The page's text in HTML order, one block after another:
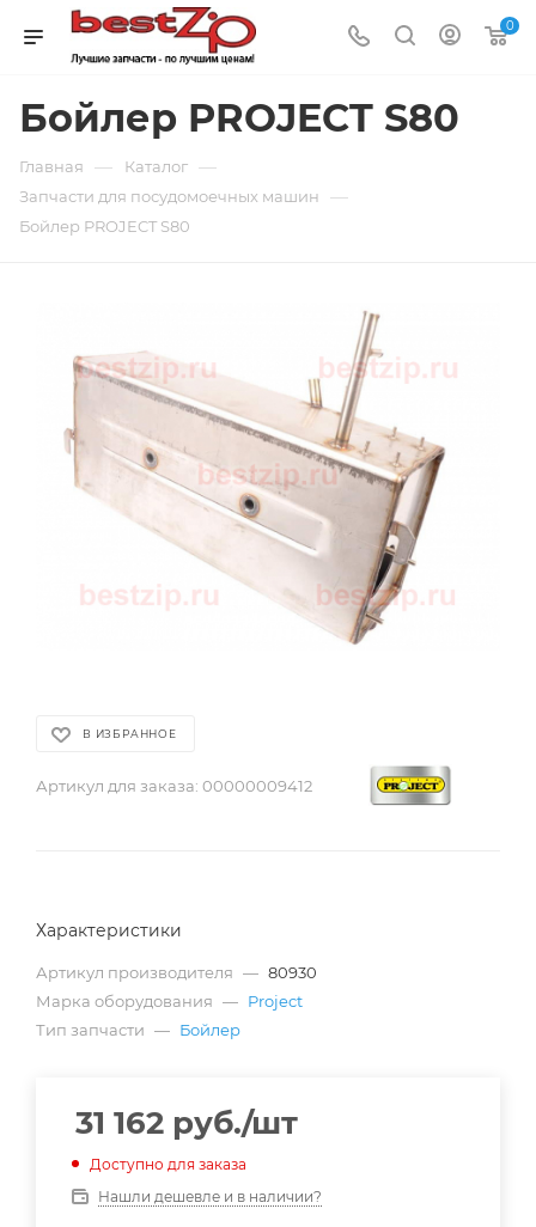
0
Бойлер PROJECT S80
Главная — Каталог —
Запчасти для посудомоечных машин —
Бойлер PROJECT S80
В ИЗБРАННОЕ
Артикул для заказа: 00000009412
Характеристики
Артикул производителя — 80930
Марка оборудования — Project
Тип запчасти — Бойлер
31 162 руб./шт
Доступно для заказа
Нашли дешевле и в наличии?